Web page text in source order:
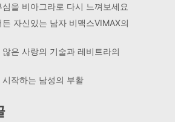
을 비아그라로 다시 느껴보세요
자신있는 남자 비맥스VIMAX의
은 사랑의 기술과 레비트라의
시작하는 남성의 부활